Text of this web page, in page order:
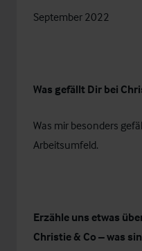
September 2022
Was gefällt Dir bei
Was mir besonders
Arbeitsumfeld.
Erzähle uns etwas
Christie & Co – was